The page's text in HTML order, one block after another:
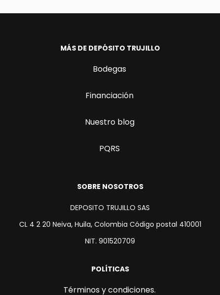
MÁS DE DEPÓSITO TRUJILLO
Bodegas
Financiación
Nuestro blog
PQRS
SOBRE NOSOTROS
DEPOSITO TRUJILLO SAS
CL 4 2 20 Neiva, Huila, Colombia Código postal 410001
NIT. 901520709
POLÍTICAS
Términos y condiciones.